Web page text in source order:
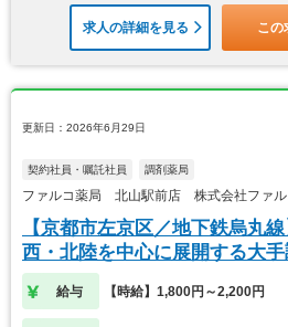
求人の詳細を見る この
更新日：2026年6月29日
契約社員・嘱託社員 調剤薬局
ファルコ薬局 北山駅前店 株式会社ファル
【京都市左京区／地下鉄烏丸
西・北陸を中心に展開する大
募集
給与 【時給】1,800円～2,200円